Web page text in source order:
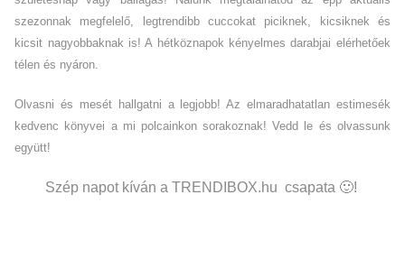
szezonnak megfelelő, legtrendibb cuccokat piciknek, kicsiknek és
kicsit nagyobbaknak is! A hétköznapok kényelmes darabjai elérhetőek
télen és nyáron.
Olvasni és mesét hallgatni a legjobb! Az elmaradhatatlan estimesék
kedvenc könyvei a mi polcainkon sorakoznak! Vedd le és olvassunk
együtt!
Szép napot kíván a TRENDIBOX.hu csapata 🙂!